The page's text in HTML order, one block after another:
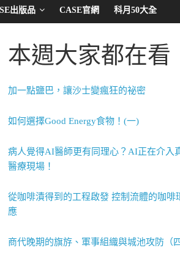
出版品 CASE官網 科月50大全
本週大家都在看
加一點鹽巴，讓沙士變瘋狂的祕密
如何選擇Good Energy食物！(一)
病人覺得AI醫師更有同理心？AI正在介入
醫療現場！
從咖啡漬得到的工程啟發 控制流體的咖啡
應
商代晚期的旗斿、軍事組織與城池攻防（四